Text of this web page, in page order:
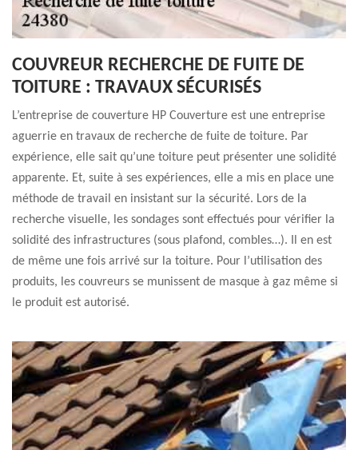
COUVREUR RECHERCHE DE FUITE DE
TOITURE : TRAVAUX SÉCURISÉS
L’entreprise de couverture HP Couverture est une entreprise
aguerrie en travaux de recherche de fuite de toiture. Par
expérience, elle sait qu’une toiture peut présenter une solidité
apparente. Et, suite à ses expériences, elle a mis en place une
méthode de travail en insistant sur la sécurité. Lors de la
recherche visuelle, les sondages sont effectués pour vérifier la
solidité des infrastructures (sous plafond, combles…). Il en est
de même une fois arrivé sur la toiture. Pour l’utilisation des
produits, les couvreurs se munissent de masque à gaz même si
le produit est autorisé.